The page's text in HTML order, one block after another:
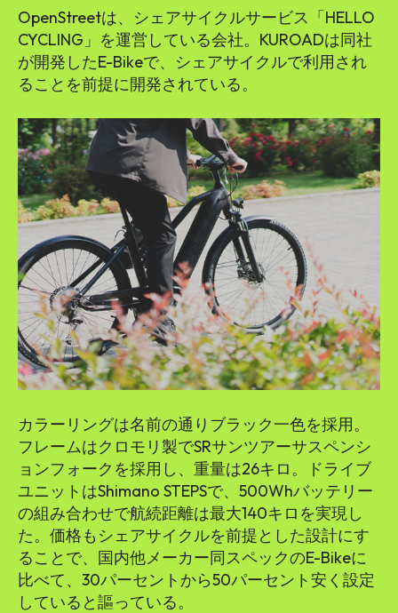
OpenStreetは、シェアサイクルサービス「HELLO
CYCLING」を運営している会社。KUROADは同社
が開発したE-Bikeで、シェアサイクルで利⽤され
ることを前提に開発されている。
カラーリングは名前の通りブラック一色を採用。
フレームはクロモリ製でSRサンツアーサスペンシ
ョンフォークを採用し、重量は26キロ。ドライブ
ユニットはShimano STEPSで、500Whバッテリー
の組み合わせで航続距離は最大140キロを実現し
た。価格もシェアサイクルを前提とした設計にす
ることで、国内他メーカー同スペックのE-Bikeに
⽐べて、30パーセントから50パーセント安く設定
していると謳っている。